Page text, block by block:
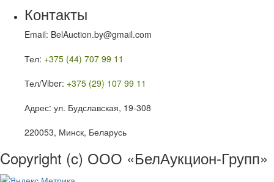
Контакты
Email: BelAuction.by@gmail.com
Тел: +375 (44) 707 99 11
Тел/Viber: +375 (29) 107 99 11
Адрес: ул. Будславская, 19-308
220053, Минск, Беларусь
Copyright (c) ООО «БелАукцион-Групп»